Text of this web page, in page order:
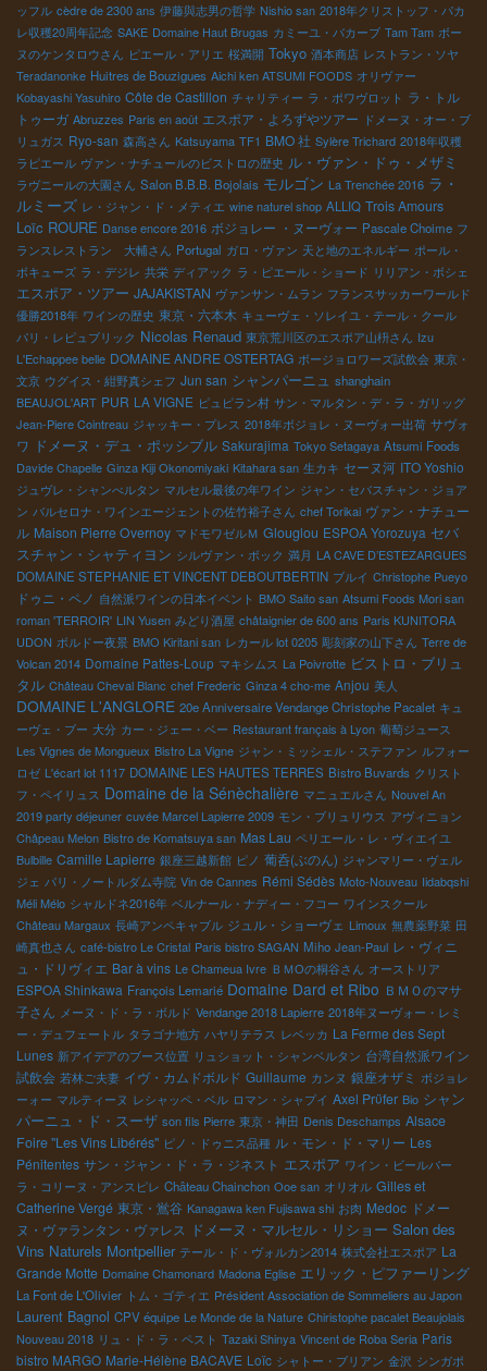
ッフル cèdre de 2300 ans 伊藤與志男の哲学 Nishio san 2018年クリストッフ・パカ
レ収穫20周年記念 SAKE Domaine Haut Brugas カミーユ・バカーブ Tam Tam ボー
ヌのケンタロウさん ピエール・アリエ 桜満開 Tokyo 酒本商店 レストラン・ソヤ
Teradanonke Huitres de Bouzigues Aichi ken ATSUMI FOODS オリヴァー
Kobayashi Yasuhiro Côte de Castillon チャリティー ラ・ポワヴロット ラ・トル
トゥーガ Abruzzes Paris en août エスポア・よろずやツアー ドメーヌ・オー・ブ
リュガス Ryo-san 森高さん Katsuyama TF1 BMO 社 Sylère Trichard 2018年収穫
ラピエール ヴァン・ナチュールのビストロの歴史 ル・ヴァン・ドゥ・メザミ
ラヴニールの大園さん Salon B.B.B. Bojolais モルゴン La Trenchée 2016 ラ・
ルミーズ レ・ジャン・ド・メティエ wine naturel shop ALLIQ Trois Amours
Loïc ROURE Danse encore 2016 ボジョレー ・ヌーヴォー Pascale Choime フ
ランスレストラン 大輔さん Portugal ガロ・ヴァン 天と地のエネルギー ポール・
ボキューズ ラ・デジレ 共栄 ディアック ラ・ピエール・ショード リリアン・ボシェ
エスポア・ツアー JAJAKISTAN ヴァンサン・ムラン フランスサッカーワールド
優勝2018年 ワインの歴史 東京・六本木 キューヴェ・ソレイユ・テール・クール
パリ・レピュブリック Nicolas Renaud 東京荒川区のエスポア山枡さん Izu
L'Echappee belle DOMAINE ANDRE OSTERTAG ボージョロワーズ試飲会 東京・
文京 ウグイス・紺野真シェフ Jun san シャンパーニュ shanghain
BEAUJOL'ART PUR LA VIGNE ピュピラン村 サン・マルタン・デ・ラ・ガリッグ
Jean-Piere Cointreau ジャッキー・プレス 2018年ボジョレ・ヌーヴォー出荷 サヴォ
ワ ドメーヌ・デュ・ポッシブル Sakurajima Tokyo Setagaya Atsumi Foods
Davide Chapelle Ginza Kiji Okonomiyaki Kitahara san 生カキ セーヌ河 ITO Yoshio
ジュヴレ・シャンべルタン マルセル最後の年ワイン ジャン・セバスチャン・ジョア
ン バルセロナ・ワインエージェントの佐竹裕子さん chef Torikai ヴァン・ナチュー
ル Maison Pierre Overnoy マドモワゼルＭ Glouglou ESPOA Yorozuya セバ
スチャン・シャティヨン シルヴァン・ボック 満月 LA CAVE D’ESTEZARGUES
DOMAINE STEPHANIE ET VINCENT DEBOUTBERTIN ブルイ Christophe Pueyo
ドゥニ・ペノ 自然派ワインの日本イベント BMO Saito san Atsumi Foods Mori san
roman 'TERROIR' LIN Yusen みどり酒屋 châtaignier de 600 ans Paris KUNITORA
UDON ボルドー夜景 BMO Kiritani san レカール lot 0205 彫刻家の山下さん Terre de
Volcan 2014 Domaine Pattes-Loup マキシムス La Poivrotte ビストロ・ブリュ
タル Château Cheval Blanc chef Frederic Ginza 4 cho-me Anjou 美人
DOMAINE L'ANGLORE 20e Anniversaire Vendange Christophe Pacalet キュ
ーヴェ・ブー 大分 カー・ジェー・ベー Restaurant français à Lyon 葡萄ジュース
Les Vignes de Mongueux Bistro La Vigne ジャン・ミッシェル・ステファン ルフォー
ロゼ L'écart lot 1117 DOMAINE LES HAUTES TERRES Bistro Buvards クリスト
フ・ペイリュス Domaine de la Sénèchalière マニュエルさん Nouvel An
2019 party déjeuner cuvée Marcel Lapierre 2009 モン・ブリュリウス アヴィニョン
Châpeau Melon Bistro de Komatsuya san Mas Lau ペリエール・レ・ヴィエイユ
Bulbille Camille Lapierre 銀座三越新館 ピノ 葡呑(ぶのん) ジャンマリー・ヴェル
ジェ パリ・ノートルダム寺院 Vin de Cannes Rémi Sédès Moto-Nouveau Iidabqshi
Méli Mélo シャルドネ2016年 ベルナール・ナディー・フコー ワインスクール
Château Margaux 長崎アンペキャブル ジュル・ショーヴェ Limoux 無農薬野菜 田
崎真也さん café-bistro Le Cristal Paris bistro SAGAN Miho Jean-Paul レ・ヴィニ
ュ・ドリヴィエ Bar à vins Le Chameua Ivre ＢＭОの桐谷さん オーストリア
ESPOA Shinkawa François Lemarié Domaine Dard et Ribo ＢＭＯのマサ
子さん メーヌ・ド・ラ・ボルド Vendange 2018 Lapierre 2018年ヌーヴォー・レミ
ー・デュフェートル タラゴナ地方 ハヤリテラス レベッカ La Ferme des Sept
Lunes 新アイデアのブース位置 リュショット・シャンベルタン 台湾自然派ワイン
試飲会 若林ご夫妻 イヴ・カムドボルド Guillaume カンヌ 銀座オザミ ボジョレ
ーォー マルティーヌ レシャッペ・ベル ロマン・シャプイ Axel Prϋfer Bio シャン
パーニュ・ド・スーザ son fils Pierre 東京・神田 Denis Deschamps Alsace
Foire "Les Vins Libérés" ピノ・ドゥニス品種 ル・モン・ド・マリー Les
Pénitentes サン・ジャン・ド・ラ・ジネスト エスポア ワイン・ビールバー
ラ・コリーヌ・アンスピレ Château Chainchon Ooe san オリオル Gilles et
Catherine Vergé 東京・鴬谷 Kanagawa ken Fujisawa shi お肉 Medoc ドメー
ヌ・ヴァランタン・ヴァレス ドメーヌ・マルセル・リショー Salon des
Vins Naturels Montpellier テール・ド・ヴォルカン2014 株式会社エスポア La
Grande Motte Domaine Chamonard Madona Eglise エリック・ピファーリング
La Font de L'Olivier トム・ゴティエ Président Association de Sommeliers au Japon
Laurent Bagnol CPV équipe Le Monde de la Nature Chiristophe pacalet Beaujolais
Nouveau 2018 リュ・ド・ラ・ペスト Tazaki Shinya Vincent de Roba Seria Paris
bistro MARGO Marie-Hélène BACAVE Loïc シャトー・ブリアン 金沢 シンガポ